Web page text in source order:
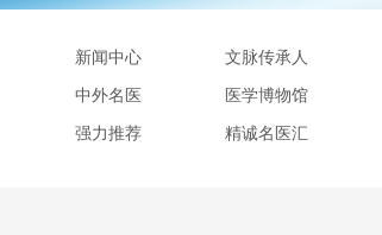
新闻中心 文脉传承人
中外名医 医学博物馆
强力推荐 精诚名医汇